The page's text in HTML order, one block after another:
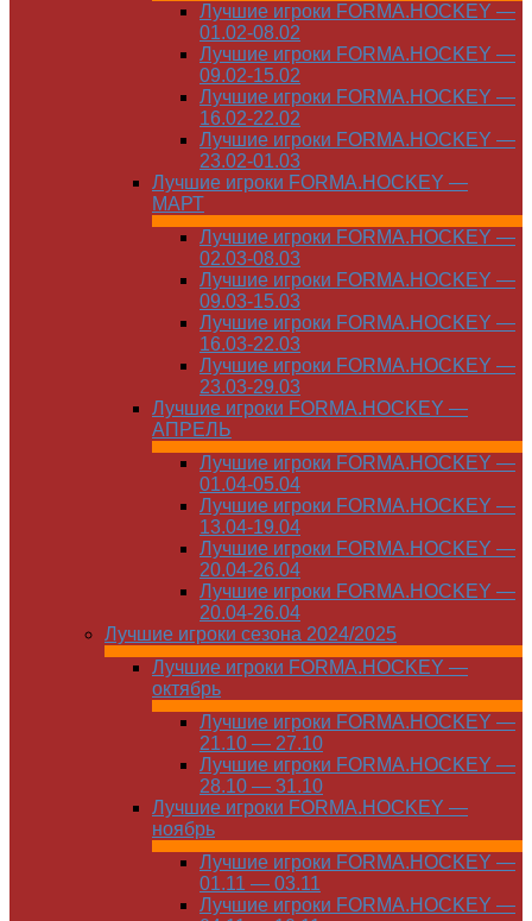
Лучшие игроки FORMA.HOCKEY —
01.02-08.02
Лучшие игроки FORMA.HOCKEY —
09.02-15.02
Лучшие игроки FORMA.HOCKEY —
16.02-22.02
Лучшие игроки FORMA.HOCKEY —
23.02-01.03
Лучшие игроки FORMA.HOCKEY —
МАРТ
Лучшие игроки FORMA.HOCKEY —
02.03-08.03
Лучшие игроки FORMA.HOCKEY —
09.03-15.03
Лучшие игроки FORMA.HOCKEY —
16.03-22.03
Лучшие игроки FORMA.HOCKEY —
23.03-29.03
Лучшие игроки FORMA.HOCKEY —
АПРЕЛЬ
Лучшие игроки FORMA.HOCKEY —
01.04-05.04
Лучшие игроки FORMA.HOCKEY —
13.04-19.04
Лучшие игроки FORMA.HOCKEY —
20.04-26.04
Лучшие игроки FORMA.HOCKEY —
20.04-26.04
Лучшие игроки сезона 2024/2025
Лучшие игроки FORMA.HOCKEY —
октябрь
Лучшие игроки FORMA.HOCKEY —
21.10 — 27.10
Лучшие игроки FORMA.HOCKEY —
28.10 — 31.10
Лучшие игроки FORMA.HOCKEY —
ноябрь
Лучшие игроки FORMA.HOCKEY —
01.11 — 03.11
Лучшие игроки FORMA.HOCKEY —